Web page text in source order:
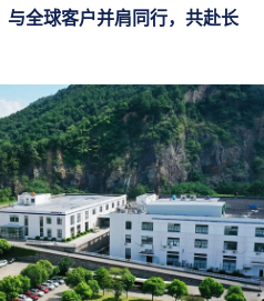
与全球客户并肩同行，共赴长